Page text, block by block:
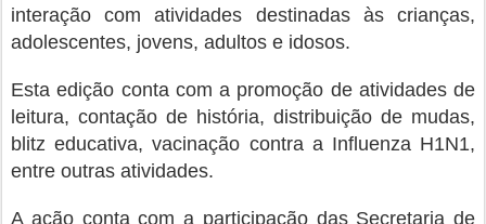
interação com atividades destinadas às crianças,
adolescentes, jovens, adultos e idosos.
Esta edição conta com a promoção de atividades de
leitura, contação de história, distribuição de mudas,
blitz educativa, vacinação contra a Influenza H1N1,
entre outras atividades.
A ação conta com a participação das Secretaria de